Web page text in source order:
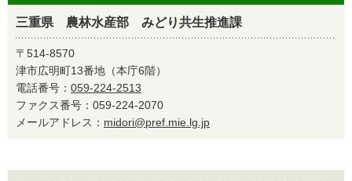
三重県 農林水産部 みどり共生推進課
〒514-8570
津市広明町13番地（本庁6階）
電話番号： 059-224-2513
ファクス番号：059-224-2070
メールアドレス： midori@pref.mie.lg.jp